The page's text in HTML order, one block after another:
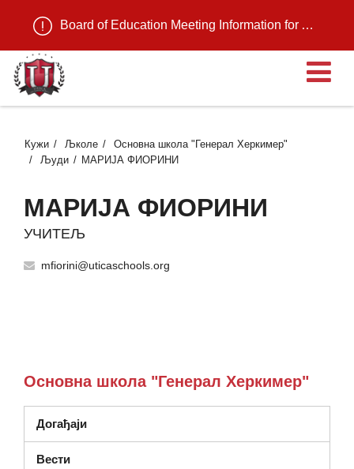
Board of Education Meeting Information for August 11, 2026
Кужи Љколе
Основна школа "Генерал Херкимер"
Људи
МАРИЈА ФИОРИНИ
МАРИЈА ФИОРИНИ
УЧИТЕЉ
mfiorini@uticaschools.org
Основна школа "Генерал Херкимер"
Догађаји
Вести